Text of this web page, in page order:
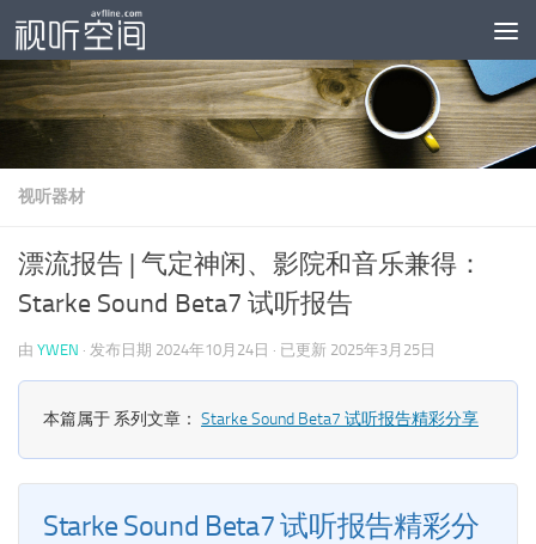
跳至内容
视听器材
漂流报告 | 气定神闲、影院和音乐兼得：
Starke Sound Beta7 试听报告
由 YWEN · 发布日期 2024年10月24日 · 已更新 2025年3月25日
本篇属于 系列文章： Starke Sound Beta7 试听报告精彩分享
Starke Sound Beta7 试听报告精彩分